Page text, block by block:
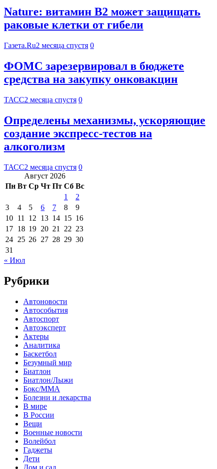
Nature: витамин B2 может защищать
раковые клетки от гибели
Газета.Ru2 месяца спустя 0
ФОМС зарезервировал в бюджете
средства на закупку онковакцин
ТАСС2 месяца спустя 0
Определены механизмы, ускоряющие
создание экспресс-тестов на
алкоголизм
ТАСС2 месяца спустя 0
Август 2026
Пн Вт Ср Чт Пт Сб Вс
1
2
3
4 5 6 7 8
9
10 11 12 13 14 15 16
17 18 19 20 21 22 23
24 25 26 27 28 29 30
31
« Июл
Рубрики
Автоновости
Автособытия
Автоспорт
Автоэксперт
Актеры
Аналитика
Баскетбол
Безумный мир
Биатлон
Биатлон/Лыжи
Бокс/MMA
Болезни и лекарства
В мире
В России
Вещи
Военные новости
Волейбол
Гаджеты
Дети
Дом и сад